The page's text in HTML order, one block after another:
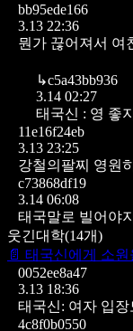
bb95ede166
3.13 22:36
뭔가 끊어져서 여
↳c5a43bb936
3.14 02:27
태국신 : 영 좋
11e16f24eb
3.13 23:25
강철의팔찌 영원
c73868df19
3.14 06:08
태국말로 빌어야
웃긴대학(14개)
📄 태국신에게 소원
0052ee8a47
3.13 18:36
태국신: 여자 입
4c8f0b0550